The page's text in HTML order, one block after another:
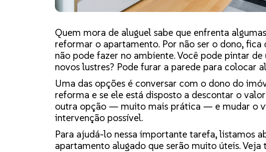
Quem mora de aluguel sabe que enfrenta
reformar o apartamento. Por não ser o dono,
não pode fazer no ambiente. Você pode pintar
novos lustres? Pode furar a parede para colocar
Uma das opções é conversar com o dono do
reforma e se ele está disposto a descontar o
outra opção — muito mais prática — e mudar o
intervenção possível.
Para ajudá-lo nessa importante tarefa, listamos
apartamento alugado que serão muito úteis. Veja